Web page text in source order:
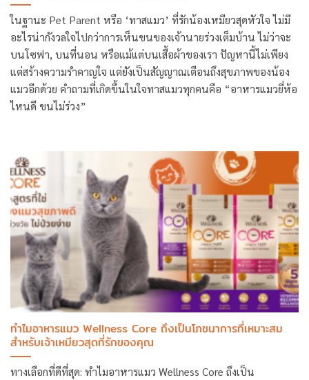
ในฐานะ Pet Parent หรือ ‘ทาสแมว’ ที่รักน้องเหมียวสุดหัวใจ ไม่มี
อะไรน่ากังวลใจไปกว่าการเห็นขนของเจ้านายร่วงเต็มบ้าน ไม่ว่าจะ
บนโซฟา, บนที่นอน หรือแม้แต่บนเสื้อผ้าของเรา ปัญหานี้ไม่เพียง
แต่สร้างความรำคาญใจ แต่ยังเป็นสัญญาณเตือนถึงสุขภาพของน้อง
แมวอีกด้วย คำถามที่เกิดขึ้นในใจทาสแมวทุกคนคือ “อาหารแมวยี่ห้อ
ไหนดี ขนไม่ร่วง”
ทำไมอาหารแมว Wellness Core ถึงเป็นโภชนาการที่เหมาะสม
สำหรับเจ้าเหมียวสุดที่รักของคุณ
ทางเลือกที่ดีที่สุด: ทำไมอาหารแมว Wellness Core ถึงเป็น